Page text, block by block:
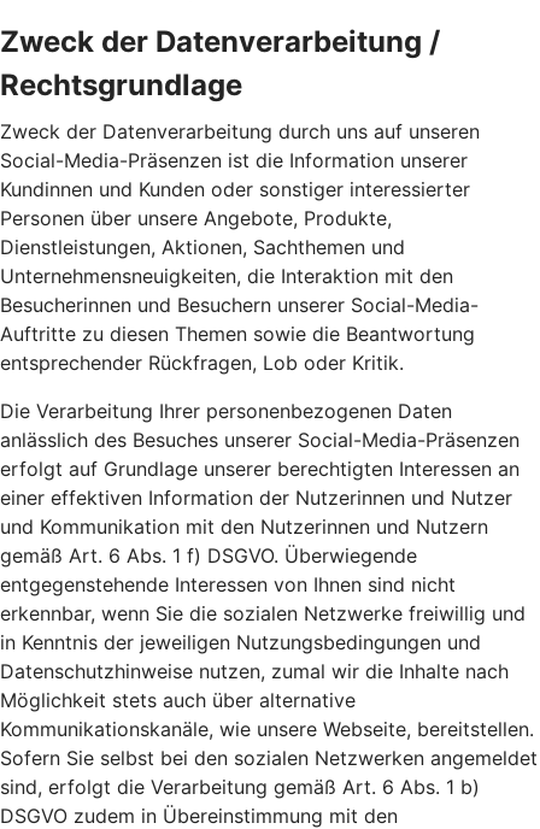
Zweck der Datenverarbeitung /
Rechtsgrundlage
Zweck der Datenverarbeitung durch uns auf unseren
Social-Media-Präsenzen ist die Information unserer
Kundinnen und Kunden oder sonstiger interessierter
Personen über unsere Angebote, Produkte,
Dienstleistungen, Aktionen, Sachthemen und
Unternehmensneuigkeiten, die Interaktion mit den
Besucherinnen und Besuchern unserer Social-Media-
Auftritte zu diesen Themen sowie die Beantwortung
entsprechender Rückfragen, Lob oder Kritik.
Die Verarbeitung Ihrer personenbezogenen Daten
anlässlich des Besuches unserer Social-Media-Präsenzen
erfolgt auf Grundlage unserer berechtigten Interessen an
einer effektiven Information der Nutzerinnen und Nutzer
und Kommunikation mit den Nutzerinnen und Nutzern
gemäß Art. 6 Abs. 1 f) DSGVO. Überwiegende
entgegenstehende Interessen von Ihnen sind nicht
erkennbar, wenn Sie die sozialen Netzwerke freiwillig und
in Kenntnis der jeweiligen Nutzungsbedingungen und
Datenschutzhinweise nutzen, zumal wir die Inhalte nach
Möglichkeit stets auch über alternative
Kommunikationskanäle, wie unsere Webseite, bereitstellen.
Sofern Sie selbst bei den sozialen Netzwerken angemeldet
sind, erfolgt die Verarbeitung gemäß Art. 6 Abs. 1 b)
DSGVO zudem in Übereinstimmung mit den